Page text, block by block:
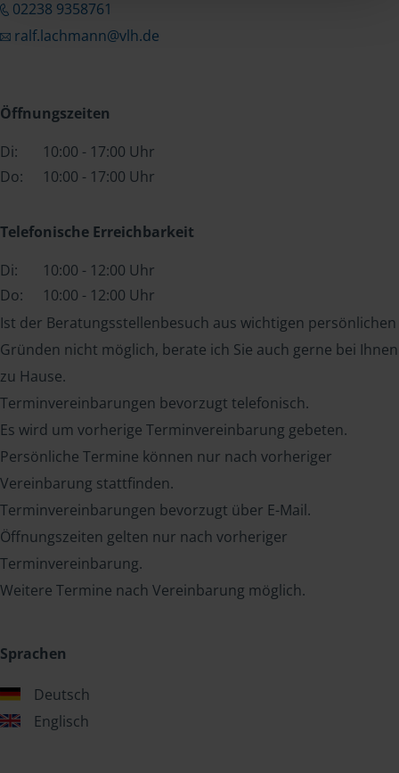
02238 9358761
ralf.lachmann@vlh.de
Öffnungszeiten
Di:
10:00 - 17:00 Uhr
Do:
10:00 - 17:00 Uhr
Telefonische Erreichbarkeit
Di:
10:00 - 12:00 Uhr
Do:
10:00 - 12:00 Uhr
Ist der Beratungsstellenbesuch aus wichtigen persönlichen
Gründen nicht möglich, berate ich Sie auch gerne bei Ihnen
zu Hause.
Terminvereinbarungen bevorzugt telefonisch.
Es wird um vorherige Terminvereinbarung gebeten.
Persönliche Termine können nur nach vorheriger
Vereinbarung stattfinden.
Terminvereinbarungen bevorzugt über E-Mail.
Öffnungszeiten gelten nur nach vorheriger
Terminvereinbarung.
Weitere Termine nach Vereinbarung möglich.
Sprachen
Deutsch
Englisch